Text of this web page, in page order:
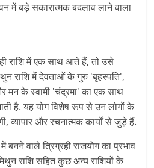
में बड़े सकारात्मक बदलाव लाने वाला
राशि में एक साथ आते हैं, तो उसे
राशि में देवताओं के गुरु 'बृहस्पति',
के स्वामी 'चंद्रमा' का एक साथ
है. यह योग विशेष रूप से उन लोगों के
व्यापार और रचनात्मक कार्यों से जुड़े हैं.
बनने वाले त्रिग्रही राजयोग का प्रभाव
राशि सहित कुछ अन्य राशियों के